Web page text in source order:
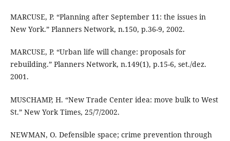
MARCUSE, P. “Planning after September 11: the issues in
New York.” Planners Network, n.150, p.36-9, 2002.
MARCUSE, P. “Urban life will change: proposals for
rebuilding.” Planners Network, n.149(1), p.15-6, set./dez.
2001.
MUSCHAMP, H. “New Trade Center idea: move bulk to West
St.” New York Times, 25/7/2002.
NEWMAN, O. Defensible space; crime prevention through